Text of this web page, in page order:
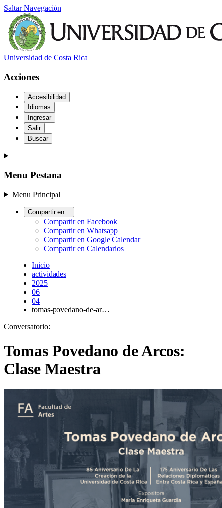
Saltar Navegación
Universidad de Costa Rica
Acciones
Accesibilidad
Idiomas
Ingresar
Salir
Buscar
Menu Pestana
Menu Principal
Compartir en...
Compartir en Facebook
Compartir en Whatsapp
Compartir en Google Calendar
Compartir en Calendarios
Inicio
actividades
2025
06
04
tomas-povedano-de-ar…
Conversatorio:
Tomas Povedano de Arcos:
Clase Maestra